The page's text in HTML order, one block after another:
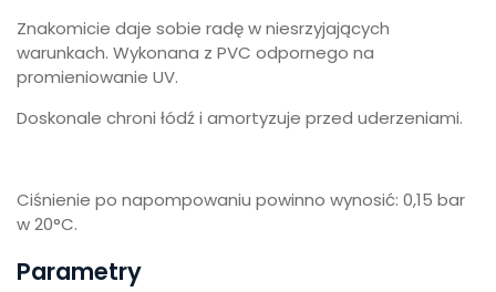
Znakomicie daje sobie radę w niesrzyjających
warunkach. Wykonana z PVC odpornego na
promieniowanie UV.
Doskonale chroni łódź i amortyzuje przed uderzeniami.
Ciśnienie po napompowaniu powinno wynosić: 0,15 bar
w 20°C.
Parametry